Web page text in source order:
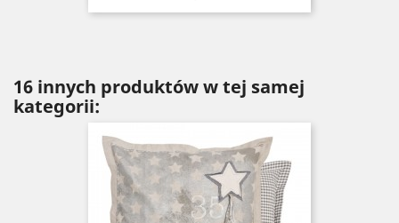
16 innych produktów w tej samej
kategorii: